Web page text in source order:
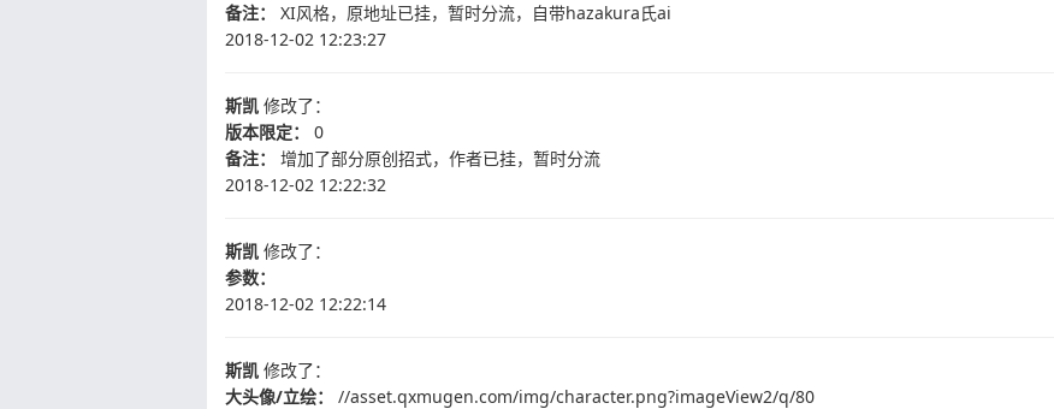
备注： XI风格，原地址已挂，暂时分流，自带hazakura氏ai
2018-12-02 12:23:27
斯凯 修改了：
版本限定： 0
备注： 增加了部分原创招式，作者已挂，暂时分流
2018-12-02 12:22:32
斯凯 修改了：
参数：
2018-12-02 12:22:14
斯凯 修改了：
大头像/立绘： //asset.qxmugen.com/img/character.png?imageView2/q/80